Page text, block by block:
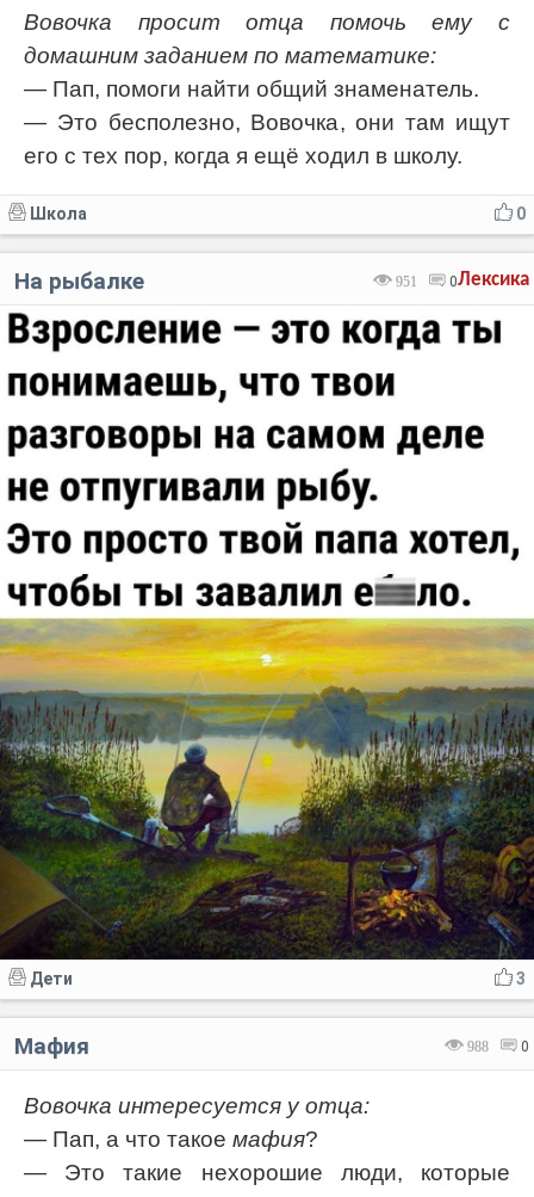
Вовочка просит отца помочь ему с
домашним заданием по математике:
— Пап, помоги найти общий знаменатель.
— Это бесполезно, Вовочка, они там ищут
его с тех пор, когда я ещё ходил в школу.
0
Школа
Лексика
951 0
На рыбалке
3
Дети
988 0
Мафия
Вовочка интересуется у отца:
— Пап, а что такое мафия?
— Это такие нехорошие люди, которые